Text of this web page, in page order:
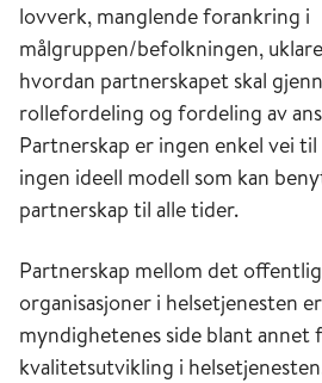
lovverk, manglende forankring i
målgruppen/befolkningen,
hvordan partnerskapet skal
rollefordeling og fordeling av
Partnerskap er ingen enkel vei
ingen ideell modell som kan
partnerskap til alle tider.
Partnerskap mellom det
organisasjoner i helsetjenesten
myndighetenes side blant annet
kvalitetsutvikling i